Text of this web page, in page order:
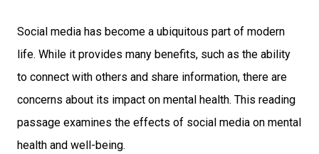
Social media has become a ubiquitous part of modern
life. While it provides many benefits, such as the ability
to connect with others and share information, there are
concerns about its impact on mental health. This reading
passage examines the effects of social media on mental
health and well-being.